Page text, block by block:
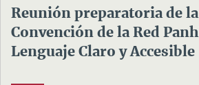
Reunión preparatoria de
Convención de la Red
Lenguaje Claro y Accesible